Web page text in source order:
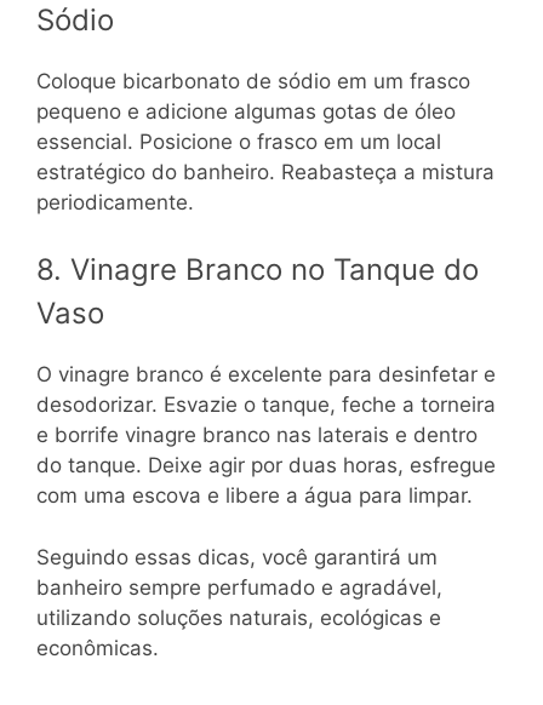
Sódio
Coloque bicarbonato de sódio em um frasco
pequeno e adicione algumas gotas de óleo
essencial. Posicione o frasco em um local
estratégico do banheiro. Reabasteça a mistura
periodicamente.
8. Vinagre Branco no Tanque do
Vaso
O vinagre branco é excelente para desinfetar e
desodorizar. Esvazie o tanque, feche a torneira
e borrife vinagre branco nas laterais e dentro
do tanque. Deixe agir por duas horas, esfregue
com uma escova e libere a água para limpar.
Seguindo essas dicas, você garantirá um
banheiro sempre perfumado e agradável,
utilizando soluções naturais, ecológicas e
econômicas.